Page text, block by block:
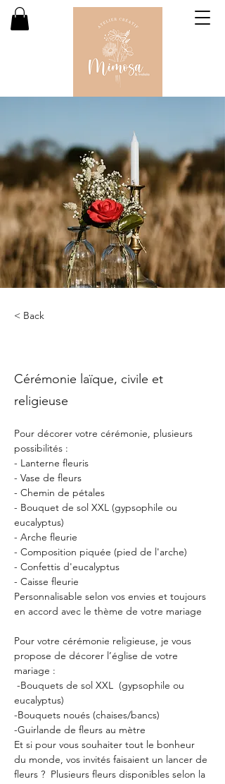
< Back
Cérémonie laïque, civile et
religieuse
Pour décorer votre cérémonie, plusieurs
possibilités :
- Lanterne fleuris
- Vase de fleurs
- Chemin de pétales
- Bouquet de sol XXL (gypsophile ou
eucalyptus)
- Arche fleurie
- Composition piquée (pied de l'arche)
- Confettis d'eucalyptus
- Caisse fleurie
Personnalisable selon vos envies et toujours
en accord avec le thème de votre mariage
Pour votre cérémonie religieuse, je vous
propose de décorer l’église de votre
mariage :
eucalyptus)
-Bouquets noués (chaises/bancs)
-Guirlande de fleurs au mètre
Et si pour vous souhaiter tout le bonheur
du monde, vos invités faisaient un lancer de
fleurs ?  Plusieurs fleurs disponibles selon la